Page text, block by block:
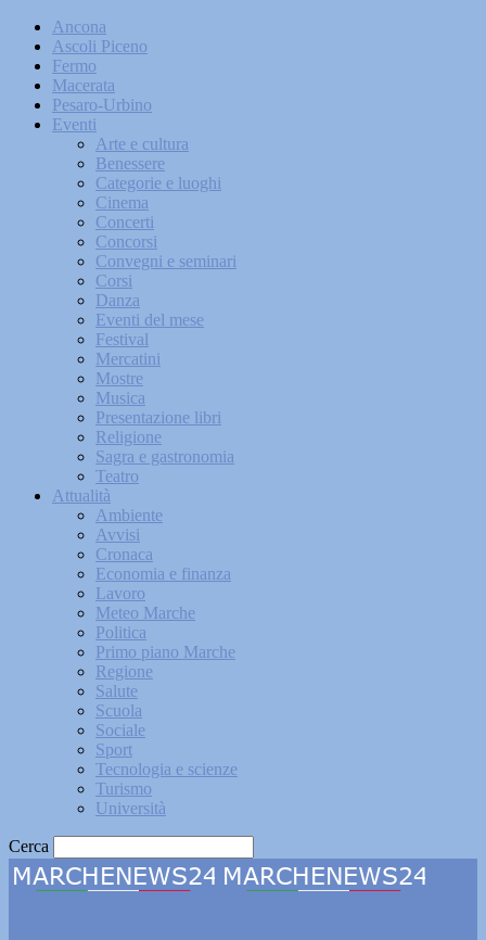
Ancona
Ascoli Piceno
Fermo
Macerata
Pesaro-Urbino
Eventi
Arte e cultura
Benessere
Categorie e luoghi
Cinema
Concerti
Concorsi
Convegni e seminari
Corsi
Danza
Eventi del mese
Festival
Mercatini
Mostre
Musica
Presentazione libri
Religione
Sagra e gastronomia
Teatro
Attualità
Ambiente
Avvisi
Cronaca
Economia e finanza
Lavoro
Meteo Marche
Politica
Primo piano Marche
Regione
Salute
Scuola
Sociale
Sport
Tecnologia e scienze
Turismo
Università
Cerca